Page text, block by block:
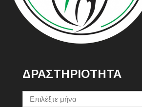
ΔΡΑΣΤΗΡΙΟΤΗΤΑ
Δραστηριοτητα